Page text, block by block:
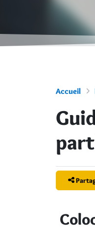
Accueil